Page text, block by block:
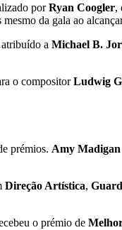
porRyan Coogler,
da gala ao
atribuído a Michael B.
o compositorLudwig
prémios. Amy Madigan
Direção Artística,
o prémio de